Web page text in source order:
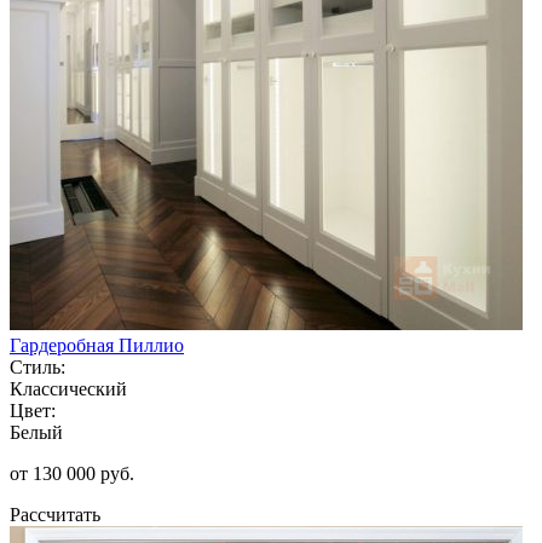
Гардеробная Пиллио
Стиль:
Классический
Цвет:
Белый
от 130 000 руб.
Рассчитать